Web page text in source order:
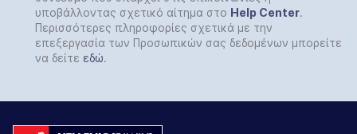
υποβάλλοντας σχετικό αίτημα στο Help Center.
Περισσότερες πληροφορίες σχετικά με την
επεξεργασία των Προσωπικών σας δεδομένων μπορείτε
να δείτε εδώ.